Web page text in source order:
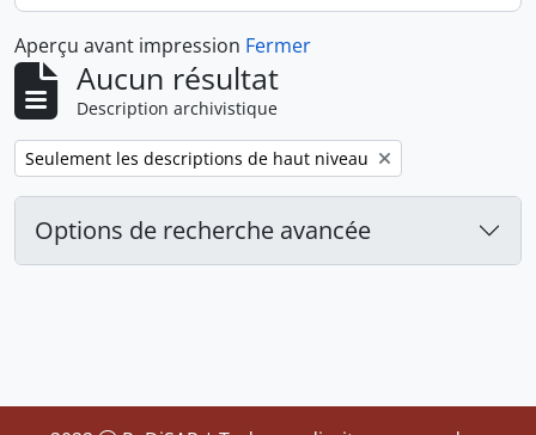
Aperçu avant impression Fermer
Aucun résultat
Description archivistique
Remove filter:
Seulement les descriptions de haut niveau
Options de recherche avancée